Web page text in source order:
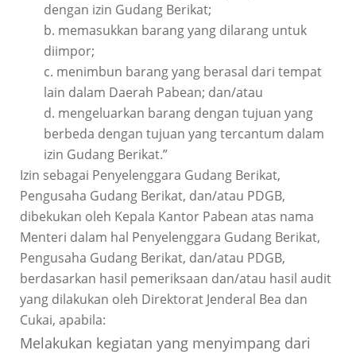
dengan izin Gudang Berikat;
b. memasukkan barang yang dilarang untuk
diimpor;
c. menimbun barang yang berasal dari tempat
lain dalam Daerah Pabean; dan/atau
d. mengeluarkan barang dengan tujuan yang
berbeda dengan tujuan yang tercantum dalam
izin Gudang Berikat.”
Izin sebagai Penyelenggara Gudang Berikat,
Pengusaha Gudang Berikat, dan/atau PDGB,
dibekukan oleh Kepala Kantor Pabean atas nama
Menteri dalam hal Penyelenggara Gudang Berikat,
Pengusaha Gudang Berikat, dan/atau PDGB,
berdasarkan hasil pemeriksaan dan/atau hasil audit
yang dilakukan oleh Direktorat Jenderal Bea dan
Cukai, apabila:
Melakukan kegiatan yang menyimpang dari